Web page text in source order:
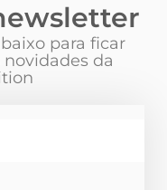
para ficar
da